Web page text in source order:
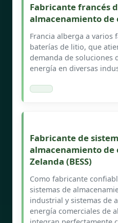
Fabricante francés
almacenamiento de
Francia alberga a varios
baterías de litio, que
demanda de soluciones
energía en diversas
Fabricante de
almacenamiento de
Zelanda (BESS)
Como fabricante
sistemas de
industrial y sistemas de
energía comerciales de